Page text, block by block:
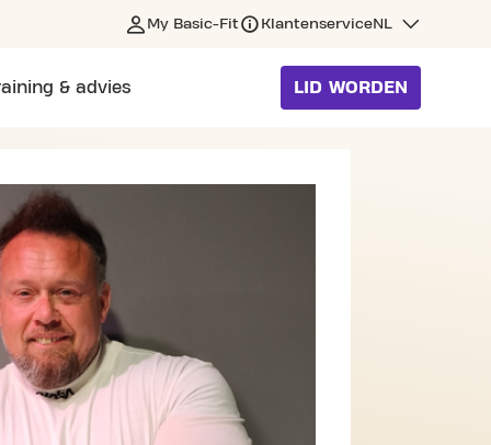
My Basic-Fit KlantenserviceNL
& advies LID WORDEN